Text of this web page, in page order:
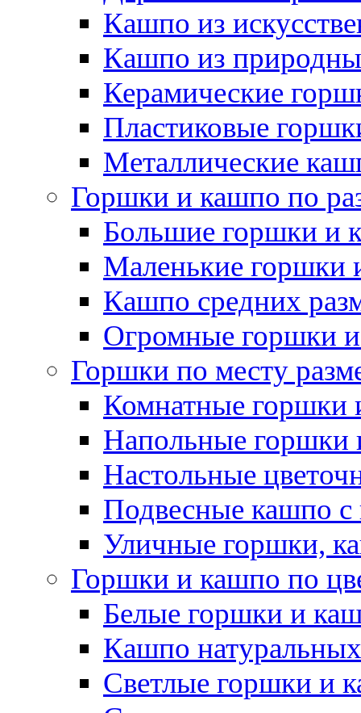
Кашпо из
Кашпо из
Керамические
Пластиковые
Металлические
Горшки и кашпо по
Большие горшки и
Маленькие горшки
Кашпо средних
Огромные горшки
Горшки по месту
Комнатные горшки
Напольные горшки
Настольные
Подвесные кашпо с
Уличные горшки,
Горшки и кашпо по
Белые горшки и
Кашпо
Светлые горшки и